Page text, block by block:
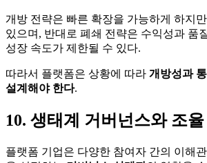
개방 전략은 빠른 확장을 가능하게 하지
있으며, 반대로 폐쇄 전략은 수익성과 품
성장 속도가 제한될 수 있다.
따라서 플랫폼은 상황에 따라 개방성과
설계해야 한다.
10. 생태계 거버넌스와 조율
플랫폼 기업은 다양한 참여자 간의 이해